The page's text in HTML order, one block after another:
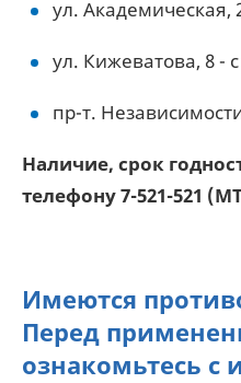
ул. Академическая,
ул. Кижеватова, 8 -
пр-т.
Наличие, срок
телефону 7-521-521
Имеются
Перед
ознакомьтесь с